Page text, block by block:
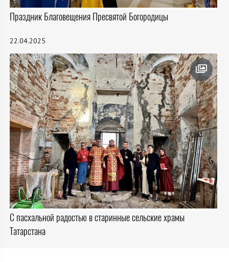
Праздник Благовещения Пресвятой Богородицы
22.04.2025
С пасхальной радостью в старинные сельские храмы
Татарстана